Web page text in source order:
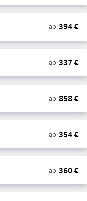
ab 394€
ab 337 €
ab 858€
ab 354€
ab 360€